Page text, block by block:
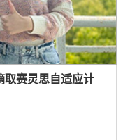
取赛灵思自适应计